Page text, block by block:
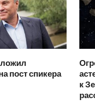
пост спикера
к